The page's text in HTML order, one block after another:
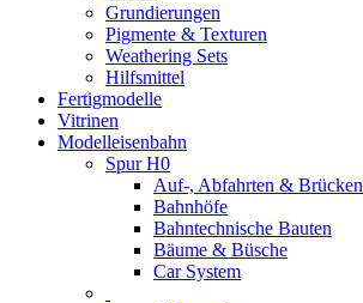
Grundierungen
Pigmente & Texturen
Weathering Sets
Hilfsmittel
Fertigmodelle
Vitrinen
Modelleisenbahn
Spur H0
Auf-, Abfahrten & Brücken
Bahnhöfe
Bahntechnische Bauten
Bäume & Büsche
Car System